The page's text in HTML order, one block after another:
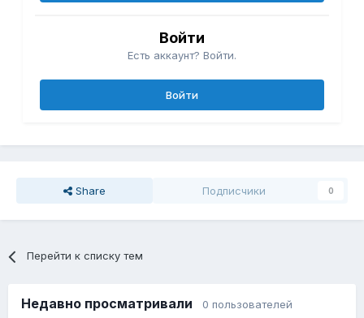
Войти
Есть аккаунт? Войти.
Войти
Share Подписчики 0
Перейти к списку тем
Недавно просматривали 0 пользователей